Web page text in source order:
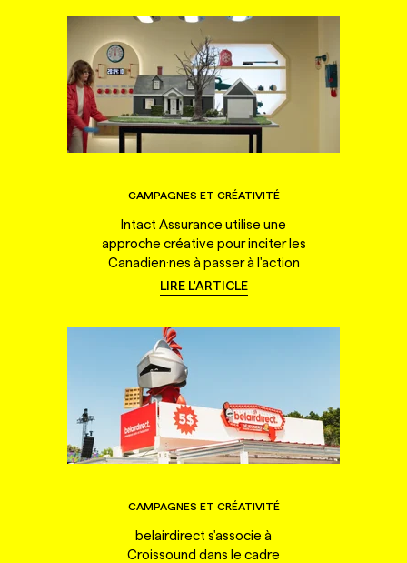
CAMPAGNES ET CRÉATIVITÉ
Intact Assurance utilise une
approche créative pour inciter les
Canadien·nes à passer à l'action
LIRE L'ARTICLE
CAMPAGNES ET CRÉATIVITÉ
belairdirect s'associe à
Croissound dans le cadre